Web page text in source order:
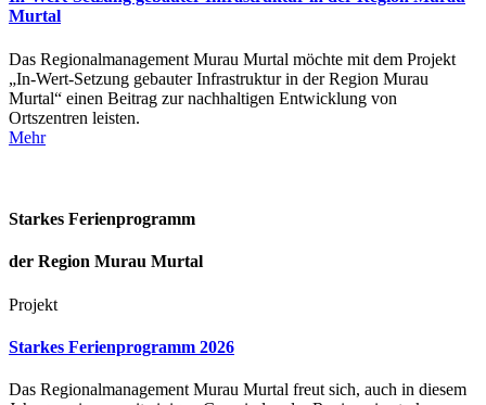
Murtal
Das Regionalmanagement Murau Murtal möchte mit dem Projekt
„In-Wert-Setzung gebauter Infrastruktur in der Region Murau
Murtal“ einen Beitrag zur nachhaltigen Entwicklung von
Ortszentren leisten.
Mehr
Starkes Ferienprogramm
der Region Murau Murtal
Projekt
Starkes Ferienprogramm 2026
Das Regionalmanagement Murau Murtal freut sich, auch in diesem